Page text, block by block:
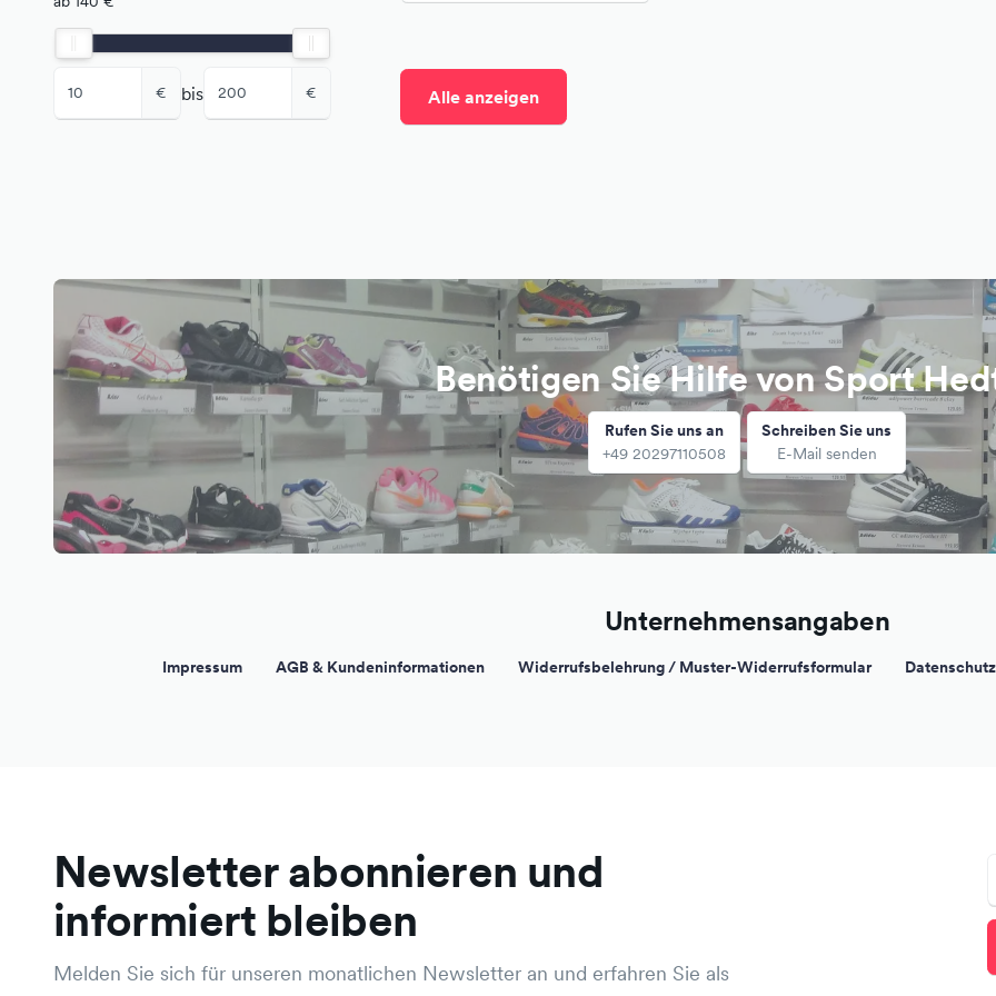
€ bis € Alle anzeigen
Benötigen Sie Hilfe von Sport
Rufen Sie uns an
+49 20297110508
Schreiben Sie uns
E-Mail senden
Unternehmensangaben
Impressum AGB & Kundeninformationen Widerrufsbelehrung / Muster-Widerrufsformular
Newsletter abonnieren und
informiert bleiben
Melden Sie sich für unseren monatlichen Newsletter an und erfahren Sie als